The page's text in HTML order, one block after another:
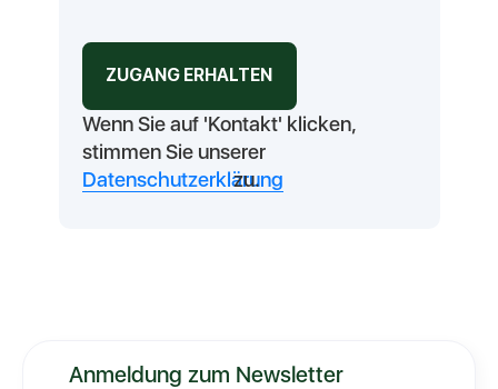
Wenn Sie auf 'Kontakt' klicken,
stimmen Sie unserer
Datenschutzerklärung
zu.
Anmeldung zum Newsletter